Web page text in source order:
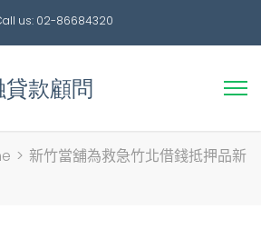
us: 02-86684320
搜
> 新竹當舖為救急竹北借錢抵押品新